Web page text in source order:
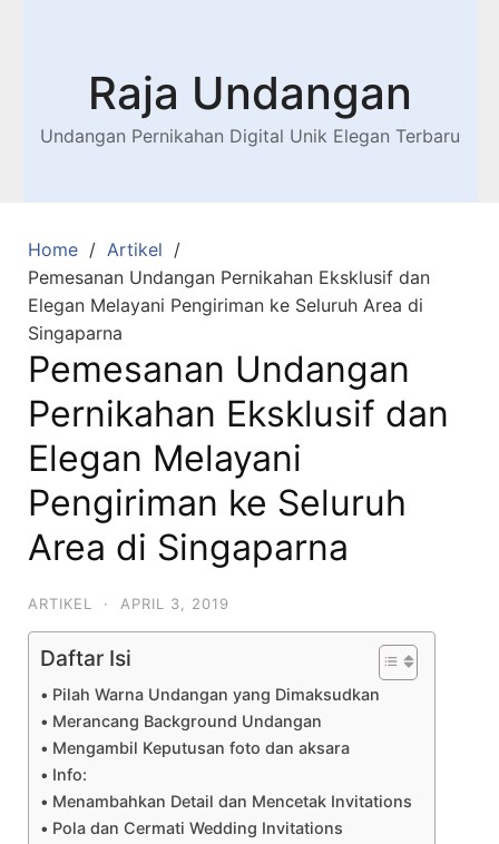
Raja Undangan
Undangan Pernikahan Digital Unik Elegan Terbaru
Home
Artikel
Pemesanan Undangan Pernikahan Eksklusif dan
Elegan Melayani Pengiriman ke Seluruh Area di
Singaparna
Pemesanan Undangan
Pernikahan Eksklusif dan
Elegan Melayani
Pengiriman ke Seluruh
Area di Singaparna
ARTIKEL · APRIL 3, 2019
Daftar Isi
Pilah Warna Undangan yang Dimaksudkan
Merancang Background Undangan
Mengambil Keputusan foto dan aksara
Info:
Menambahkan Detail dan Mencetak Invitations
Pola dan Cermati Wedding Invitations